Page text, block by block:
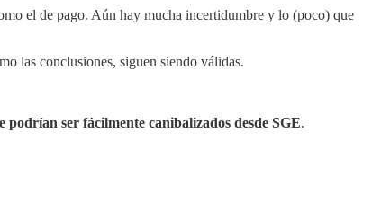
el de pago. Aún hay mucha incertidumbre y lo (poco) que
las conclusiones, siguen siendo válidas.
ser fácilmente canibalizados desde SGE.